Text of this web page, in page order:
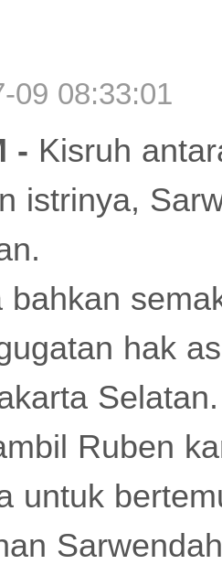
08:33:01
- Kisruh
istrinya,
hak
Selatan.
Ruben
untuk